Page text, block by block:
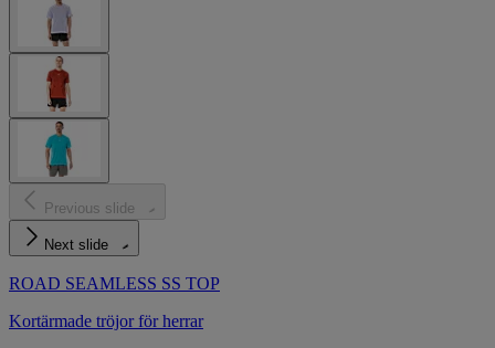
Previous slide
Next slide
ROAD SEAMLESS SS TOP
Kortärmade tröjor för herrar